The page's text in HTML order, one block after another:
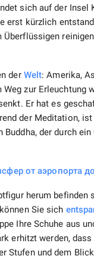
sich auf der Insel
erst kürzlich
Überflüssigen
der Welt: Amerika,
zur Erleuchtung
Er hat es
der Meditation,
der durch
от аэропорта
herum befinden
Sie sich
Ihre Schuhe aus
erhitzt werden,
Stufen und dem